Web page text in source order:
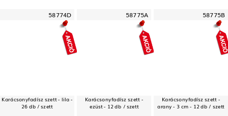
58774D
Karácsonyfadísz szett - lila -
26 db / szett
58775A
Karácsonyfadísz szett -
ezüst - 12 db / szett
58775B
Karácsonyfadísz szett -
arany - 3 cm - 12 db / szett